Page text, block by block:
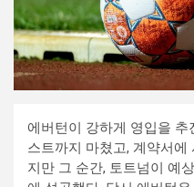
에버턴이 강하게 영입을
스트까지 마쳤고, 계약서
지만 그 순간, 토트넘이 예